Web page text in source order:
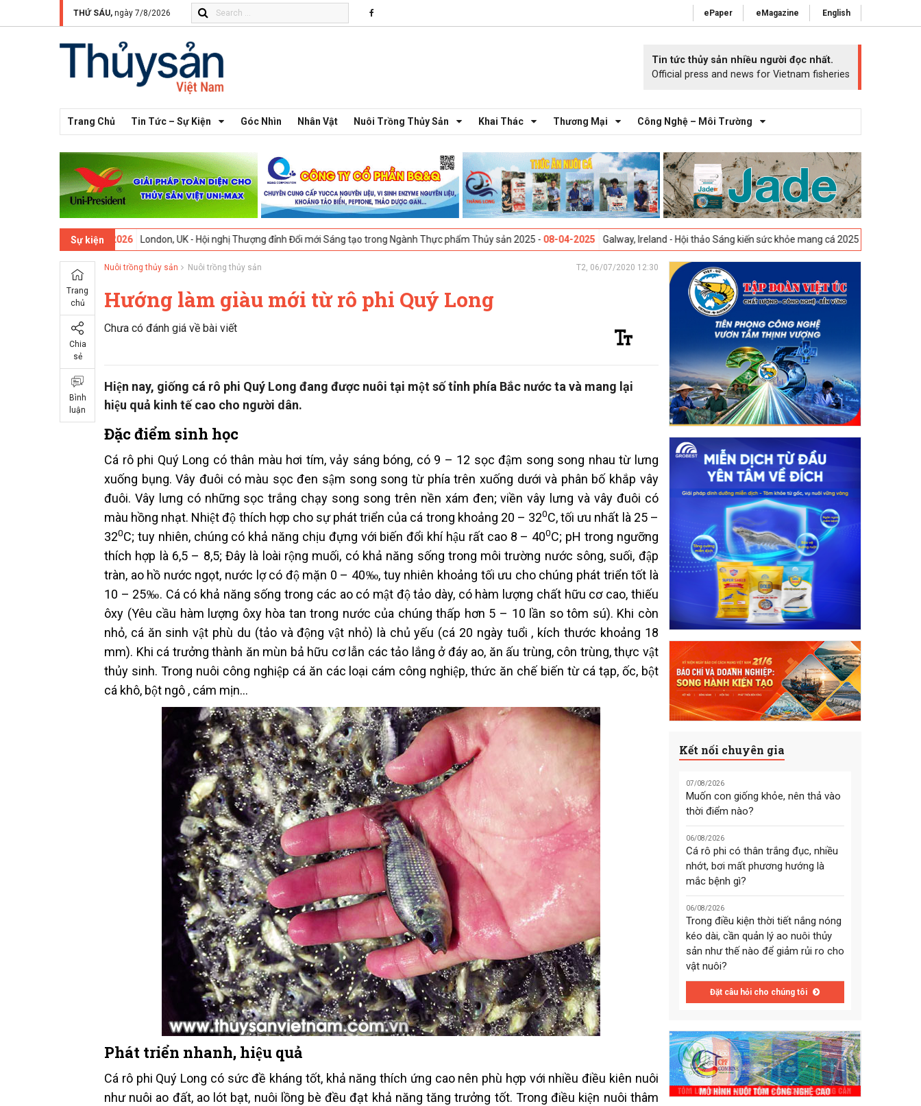
THỨ SÁU, ngày 7/8/2026 ePaper eMagazine English
Tin tức thủy sản nhiều người đọc nhất.
Official press and news for Vietnam fisheries
Trang Chủ Tin Tức – Sự Kiện Góc Nhìn Nhân Vật Nuôi Trồng Thủy Sản Khai Thác Thương Mại Công Nghệ – Môi Trường
Sự kiện
London, UK - Hội nghị Thượng đỉnh Đổi mới Sáng tạo trong Ngành Thực phẩm Thủy sản 2025 -08-04-2025 Galway, Ireland - Hội thảo Sáng kiến sức khỏe mang cá 2025 -23-04-2025
Trang
chủ
Chia
sẻ
Bình
luận
Nuôi trồng thủy sản Nuôi trồng thủy sản T2, 06/07/2020 12:30
Hướng làm giàu mới từ rô phi Quý Long
Chưa có đánh giá về bài viết
Hiện nay, giống cá rô phi Quý Long đang được nuôi tại một số tỉnh phía Bắc nước ta và mang lại
hiệu quả kinh tế cao cho người dân.
Đặc điểm sinh học
Cá rô phi Quý Long có thân màu hơi tím, vảy sáng bóng, có 9 – 12 sọc đậm song song nhau từ lưng
xuống bụng. Vây đuôi có màu sọc đen sậm song song từ phía trên xuống dưới và phân bố khắp vây
đuôi. Vây lưng có những sọc trắng chạy song song trên nền xám đen; viền vây lưng và vây đuôi có
màu hồng nhạt. Nhiệt độ thích hợp cho sự phát triển của cá trong khoảng 20 – 320C, tối ưu nhất là 25 –
320C; tuy nhiên, chúng có khả năng chịu đựng với biến đổi khí hậu rất cao 8 – 400C; pH trong ngưỡng
thích hợp là 6,5 – 8,5; Đây là loài rộng muối, có khả năng sống trong môi trường nước sông, suối, đập
tràn, ao hồ nước ngọt, nước lợ có độ mặn 0 – 40‰, tuy nhiên khoảng tối ưu cho chúng phát triển tốt là
10 – 25‰. Cá có khả năng sống trong các ao có mật độ tảo dày, có hàm lượng chất hữu cơ cao, thiếu
ôxy (Yêu cầu hàm lượng ôxy hòa tan trong nước của chúng thấp hơn 5 – 10 lần so tôm sú). Khi còn
nhỏ, cá ăn sinh vật phù du (tảo và động vật nhỏ) là chủ yếu (cá 20 ngày tuổi , kích thước khoảng 18
mm). Khi cá trưởng thành ăn mùn bả hữu cơ lẫn các tảo lắng ở đáy ao, ăn ấu trùng, côn trùng, thực vật
thủy sinh. Trong nuôi công nghiệp cá ăn các loại cám công nghiệp, thức ăn chế biến từ cá tạp, ốc, bột
cá khô, bột ngô , cám mịn…
Phát triển nhanh, hiệu quả
Cá rô phi Quý Long có sức đề kháng tốt, khả năng thích ứng cao nên phù hợp với nhiều điều kiên nuôi
như nuôi ao đất, ao lót bạt, nuôi lồng bè đều đạt khả năng tăng trưởng tốt. Trong điều kiện nuôi thâm
Kết nối chuyên gia
07/08/2026
Muốn con giống khỏe, nên thả vào
thời điểm nào?
06/08/2026
Cá rô phi có thân trắng đục, nhiều
nhớt, bơi mất phương hướng là
mắc bệnh gì?
06/08/2026
Trong điều kiện thời tiết nắng nóng
kéo dài, cần quản lý ao nuôi thủy
sản như thế nào để giảm rủi ro cho
vật nuôi?
Đặt câu hỏi cho chúng tôi